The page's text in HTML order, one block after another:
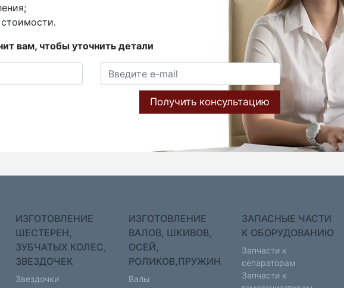
вам, чтобы уточнить детали
Получить консультацию
ИЗГОТОВЛЕНИЕ
ШЕСТЕРЕН,
ЗУБЧАТЫХ КОЛЕС,
ЗВЕЗДОЧЕК
Звездочки
ИЗГОТОВЛЕНИЕ
ВАЛОВ, ШКИВОВ,
ОСЕЙ,
РОЛИКОВ,ПРУЖИН
Валы
ЗАПАСНЫЕ ЧАСТИ
К ОБОРУДОВАНИЮ
Запчасти к
сепараторам
Запчасти к